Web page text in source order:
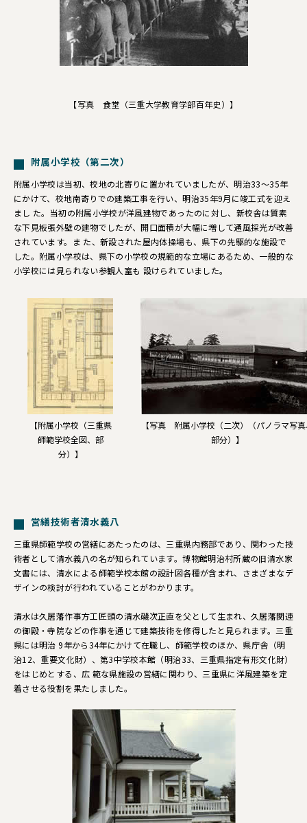
【写真 食堂（三重大学教育学部百年史）】
附属小学校（第二次）
附属小学校は当初、校地の北寄りに置かれていましたが、明治33～35年
にかけて、校地南寄りでの建築工事を行い、明治35年9月に竣工式を迎え
まし た。当初の附属小学校が洋風建物であったのに対し、新校舎は質素
な下見板張外壁の建物でしたが、開口面積が大幅に増して通風採光が改善
されています。ま た、新設された屋内体操場も、県下の先駆的な施設で
した。附属小学校は、県下の小学校の規範的な立場にあるため、一般的な
小学校には見られない参観人室も 設けられていました。
【附属小学校（三重県
師範学校全図、部
分）】
【写真 附属小学校（二次）（パノラマ写
部分）】
営繕技術者清水義八
三重県師範学校の営繕にあたったのは、三重県内務部であり、関わった技
術者として清水義八の名が知られています。博物館明治村所蔵の旧清水家
文書には、清水による師範学校本館の設計図各種が含まれ、さまざまなデ
ザインの検討が行われていることがわかります。
清水は久居藩作事方工匠頭の清水磯次正直を父として生まれ、久居藩関連
の御殿・寺院などの作事を通じて建築技術を修得したと見られます。三重
県には明治 9年から34年にかけて在職し、師範学校のほか、県庁舎（明
治12、重要文化財）、第3中学校本館（明治33、三重県指定有形文化財）
をはじめとする、広 範な県施設の営繕に関わり、三重県に洋風建築を定
着させる役割を果たしました。